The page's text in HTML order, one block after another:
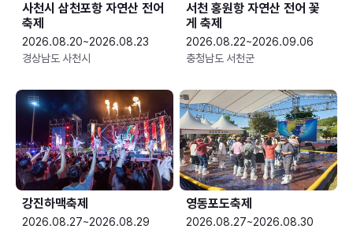
사천시 삼천포항 자연산 전어
축제
2026.08.20~2026.08.23
경상남도 사천시
서천 홍원항 자연산 전어 꽃
게 축제
2026.08.22~2026.09.06
충청남도 서천군
강진하맥축제
2026.08.27~2026.08.29
영동포도축제
2026.08.27~2026.08.30